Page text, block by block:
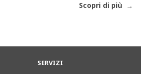
Scopri di più
SERVIZI